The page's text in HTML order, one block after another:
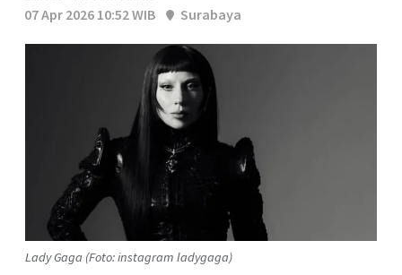
07 Apr 2026 10:52 WIB
Surabaya
Lady Gaga (Foto: instagram ladygaga)